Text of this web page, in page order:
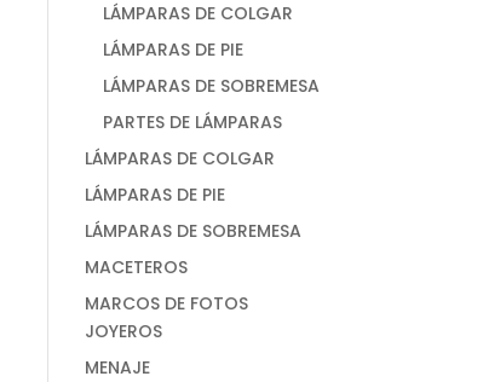
LÁMPARAS DE COLGAR
LÁMPARAS DE PIE
LÁMPARAS DE SOBREMESA
PARTES DE LÁMPARAS
LÁMPARAS DE COLGAR
LÁMPARAS DE PIE
LÁMPARAS DE SOBREMESA
MACETEROS
MARCOS DE FOTOS
JOYEROS
MENAJE